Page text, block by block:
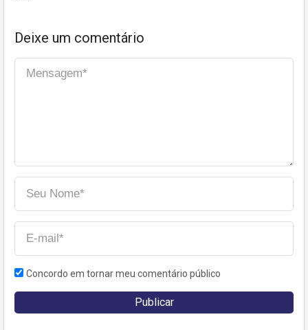
Deixe um comentário
Concordo em tornar meu comentário público